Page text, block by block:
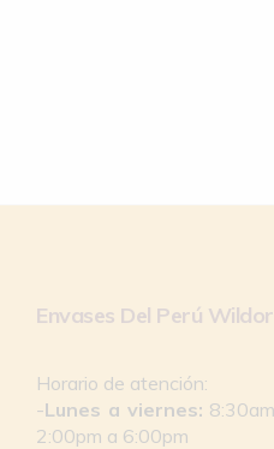
Envases Del Perú
Horario de atención:
-Lunes a viernes:
2:00pm a 6:00pm